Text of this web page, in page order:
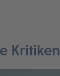
Kritiken